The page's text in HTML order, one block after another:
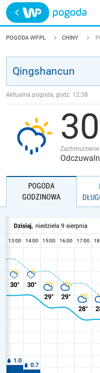
Trwa ładowanie
POLSKA
JAKOŚĆ POWIETRZA
POGODA WP.PL CHINY
Aktualna pogoda, godz. 12:38
30
POGODA
GODZINOWA